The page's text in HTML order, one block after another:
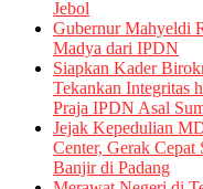
Jebol
Gubernur Mahyeldi
Madya dari IPDN
Siapkan Kader
Tekankan Integritas
Praja IPDN Asal
Jejak Kepedulian
Center, Gerak
Banjir di Padang